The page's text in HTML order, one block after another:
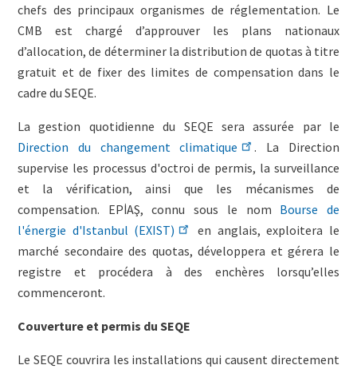
chefs des principaux organismes de réglementation. Le
CMB est chargé d’approuver les plans nationaux
d’allocation, de déterminer la distribution de quotas à titre
gratuit et de fixer des limites de compensation dans le
cadre du SEQE.
La gestion quotidienne du SEQE sera assurée par le
Direction du changement climatique
. La Direction
supervise les processus d'octroi de permis, la surveillance
et la vérification, ainsi que les mécanismes de
compensation. EPİAŞ, connu sous le nom Bourse de
l'énergie d'Istanbul (EXIST)
en anglais, exploitera le
marché secondaire des quotas, développera et gérera le
registre et procédera à des enchères lorsqu’elles
commenceront.
Couverture et permis du SEQE
Le SEQE couvrira les installations qui causent directement